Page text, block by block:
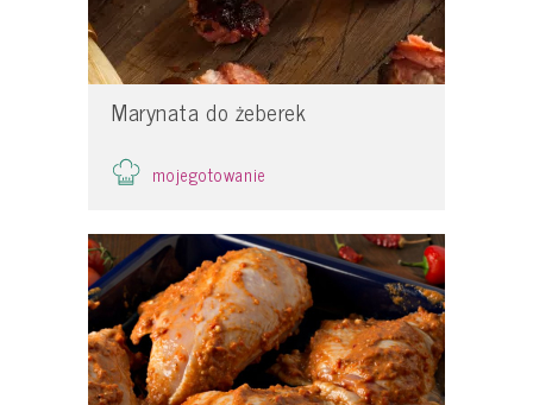
Marynata do żeberek
mojegotowanie